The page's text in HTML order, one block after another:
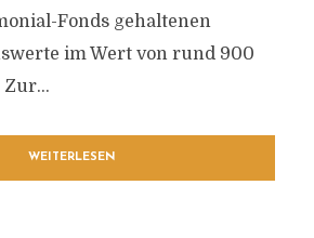
Fonds gehaltenen
im Wert von rund 900
WEITERLESEN